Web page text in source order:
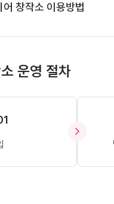
어 창작소 이용방법
운영 절차